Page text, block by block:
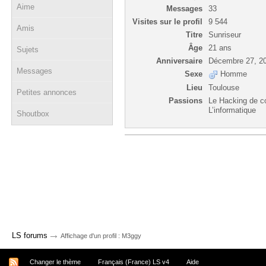
Aime
Amis
Sujets
Messages
Petites annonces
Shoutbox
Messages
33
Visites sur le profil
9 544
Titre
Sunriseur
Âge
21 ans
Anniversaire
Décembre 27,
Sexe
Homme
Lieu
Toulouse
Passions
Le Hacking de
L’informatique
LS forums → Affichage d'un profil : M3ggy
Changer le thème Français (France) LS v4 Aide